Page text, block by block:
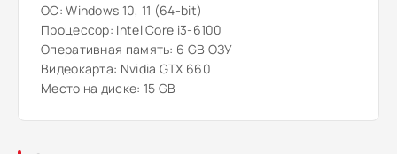
ОС: Windows 10, 11 (64-bit)
Процессор: Intel Core i3-6100
Оперативная память: 6 GB ОЗУ
Видеокарта: Nvidia GTX 660
Место на диске: 15 GB